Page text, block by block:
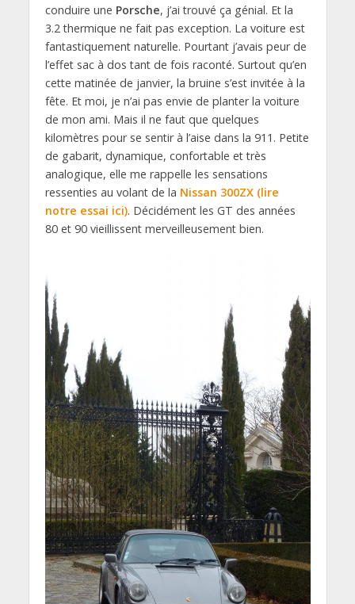
conduire une Porsche, j’ai trouvé ça génial. Et la
3.2 thermique ne fait pas exception. La voiture est
fantastiquement naturelle. Pourtant j’avais peur de
l’effet sac à dos tant de fois raconté. Surtout qu’en
cette matinée de janvier, la bruine s’est invitée à la
fête. Et moi, je n’ai pas envie de planter la voiture
de mon ami. Mais il ne faut que quelques
kilomètres pour se sentir à l’aise dans la 911. Petite
de gabarit, dynamique, confortable et très
analogique, elle me rappelle les sensations
ressenties au volant de la Nissan 300ZX (lire
notre essai ici). Décidément les GT des années
80 et 90 vieillissent merveilleusement bien.